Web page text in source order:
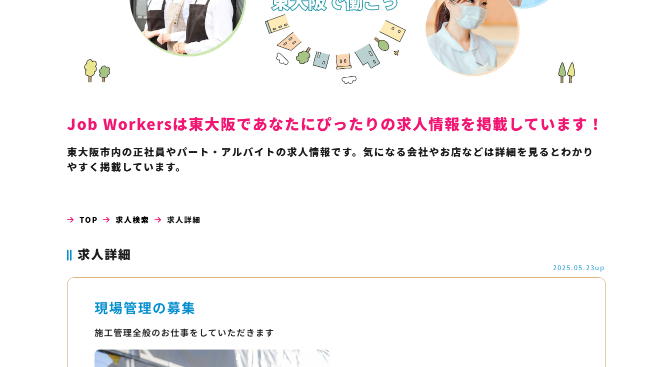
Job Workersは東大阪であなたにぴったりの求人情報を掲載しています！
東大阪市内の正社員やパート・アルバイトの求人情報です。気になる会社やお店などは詳細を見るとわかり
やすく掲載しています。
TOP 求人検索 求人詳細
求人詳細
2025.05.23up
現場管理の募集
施工管理全般のお仕事をしていただきます